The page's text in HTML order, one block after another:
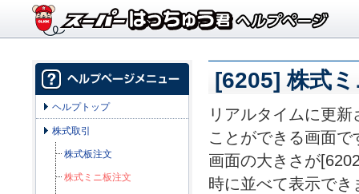
ヘルプトップ
株式取引
株式板注文
株式ミニ板注文
[6205] 株式
リアルタイムに更
ことができる画面で
画面の大きさが
時に並べて表示でき